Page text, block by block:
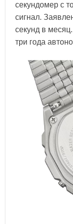
секундомер с
сигнал.
секунд в
три года